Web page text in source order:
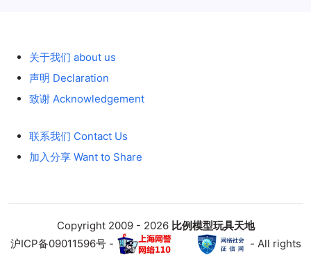
关于我们 about us
声明 Declaration
致谢 Acknowledgement
联系我们 Contact Us
加入分享 Want to Share
Copyright 2009 - 2026 比例模型玩具天地
沪ICP备09011596号 -
- All rights